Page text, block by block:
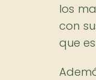
los
con
que